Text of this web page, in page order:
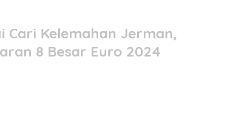
Cari Kelemahan Jerman,
8 Besar Euro 2024